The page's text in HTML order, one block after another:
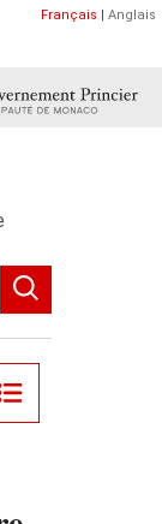
Français | Anglais